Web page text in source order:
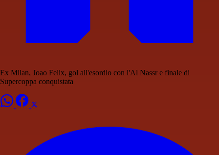
Ex Milan, Joao Felix, gol all'esordio con l'Al Nassr e finale di
Supercoppa conquistata